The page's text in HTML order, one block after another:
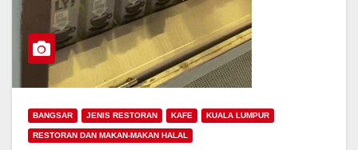
BANGSAR JENIS RESTORAN KAFE KUALA LUMPUR
RESTORAN DAN MAKAN-MAKAN HALAL